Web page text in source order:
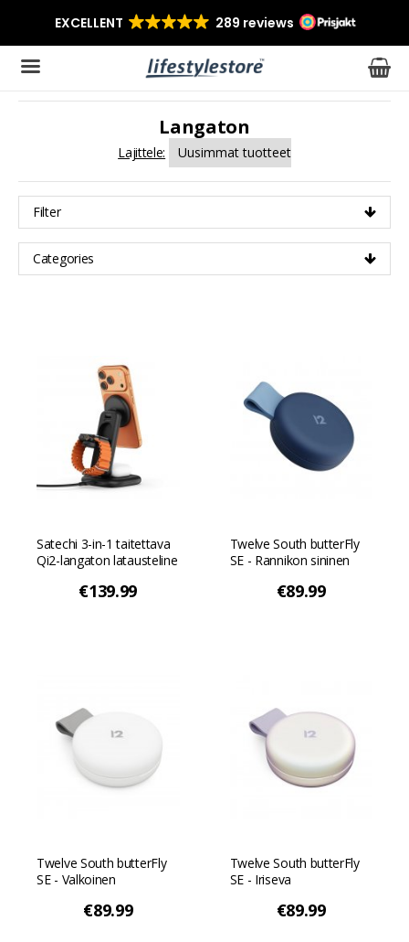
Tuote on lisätty ostoskoriin
Langaton
Lajittele:
Filter
Categories
Satechi 3-in-1 taitettava
Qi2-langaton latausteline
€139.99
Twelve South butterFly
SE - Rannikon sininen
€89.99
Twelve South butterFly
SE - Valkoinen
€89.99
Twelve South butterFly
SE - Iriseva
€89.99